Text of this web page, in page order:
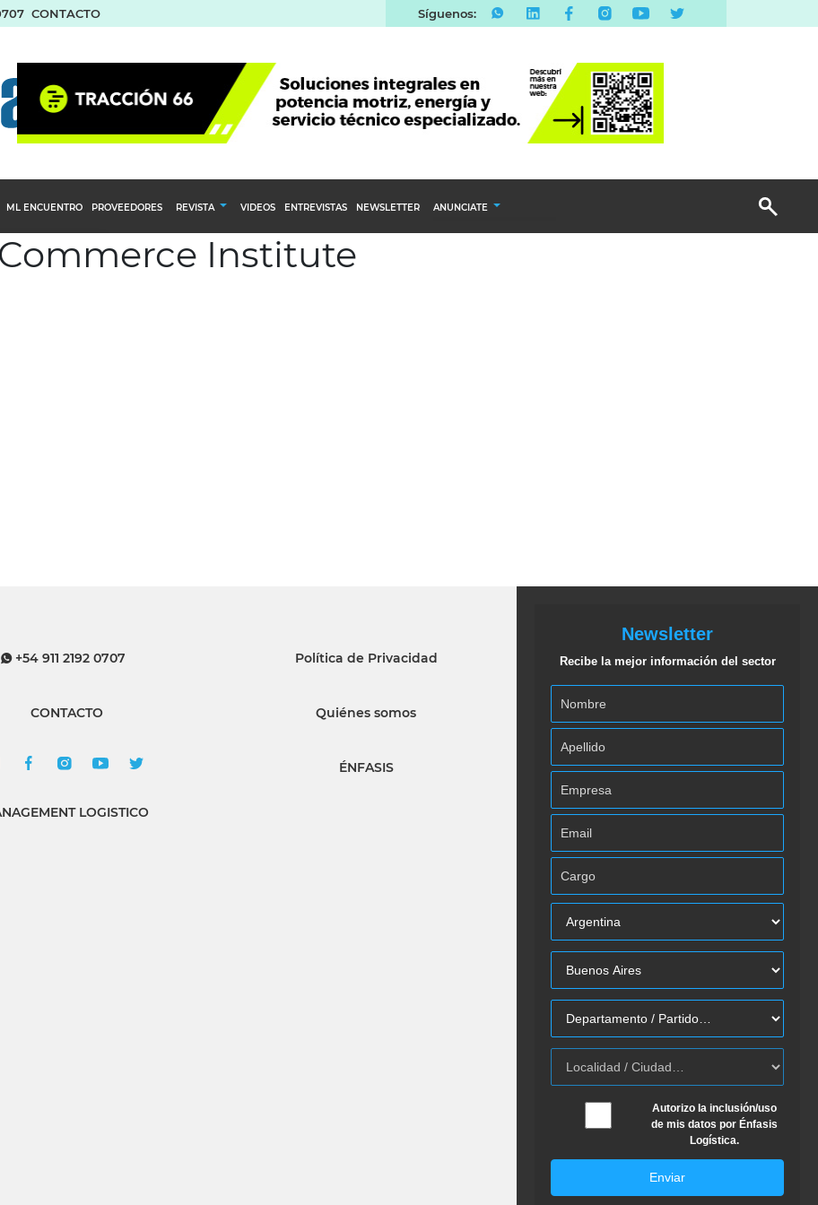
CONTACTO Síguenos:
y compras
ML ENCUENTRO PROVEEDORES REVISTA
Calendario Editorial
Ediciones Anteriores
VIDEOS ENTREVISTAS NEWSLETTER ANUNCIATE
Institute
+54 911 2192 0707
CONTACTO
LOGISTICO
Política de Privacidad
Quiénes somos
ÉNFASIS
Newsletter
Recibe la mejor información del sector
Autorizo la inclusión/uso
de mis datos por Énfasis
Logística.
Enviar